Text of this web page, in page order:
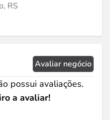
RS
Avaliar negócio
possui avaliações.
a avaliar!